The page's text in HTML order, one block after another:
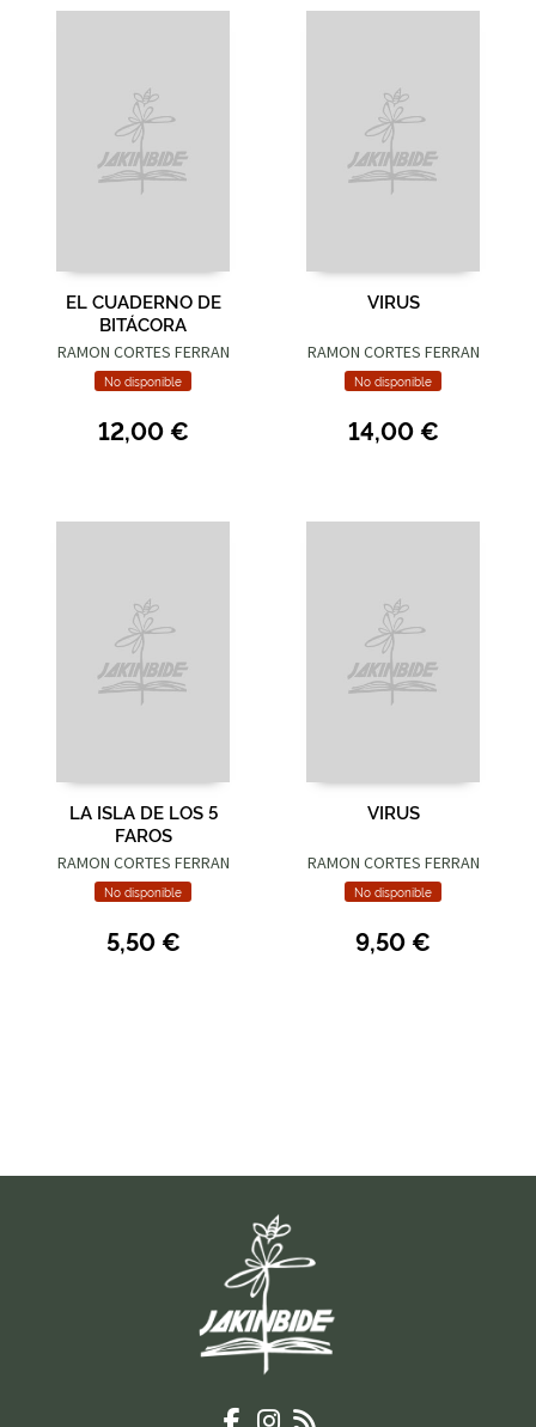
EL CUADERNO DE
BITÁCORA
RAMON CORTES FERRAN
No disponible
12,00 €
VIRUS
RAMON CORTES FERRAN
No disponible
14,00 €
LA ISLA DE LOS 5
FAROS
RAMON CORTES FERRAN
No disponible
5,50 €
VIRUS
RAMON CORTES FERRAN
No disponible
9,50 €